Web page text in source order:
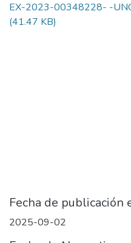
EX-2023-00348228- -
(41.47 KB)
Fecha de publicación
2025-09-02